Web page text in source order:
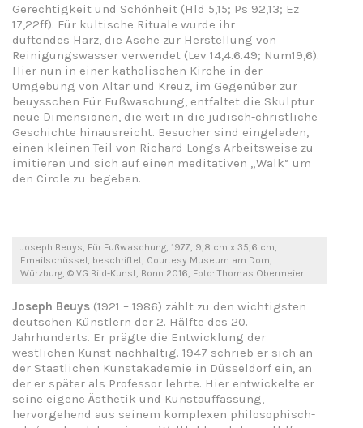
Gerechtigkeit und Schönheit (Hld 5,15; Ps 92,13; Ez
17,22ff). Für kultische Rituale wurde ihr
duftendes Harz, die Asche zur Herstellung von
Reinigungswasser verwendet (Lev 14,4.6.49; Num19,6).
Hier nun in einer katholischen Kirche in der
Umgebung von Altar und Kreuz, im Gegenüber zur
beuysschen Für Fußwaschung, entfaltet die Skulptur
neue Dimensionen, die weit in die jüdisch-christliche
Geschichte hinausreicht. Besucher sind eingeladen,
einen kleinen Teil von Richard Longs Arbeitsweise zu
imitieren und sich auf einen meditativen „Walk“ um
den Circle zu begeben.
Joseph Beuys, Für Fußwaschung, 1977, 9,8 cm x 35,6 cm,
Emailschüssel, beschriftet, Courtesy Museum am Dom,
Würzburg, © VG Bild-Kunst, Bonn 2016, Foto: Thomas Obermeier
Joseph Beuys (1921 – 1986) zählt zu den wichtigsten
deutschen Künstlern der 2. Hälfte des 20.
Jahrhunderts. Er prägte die Entwicklung der
westlichen Kunst nachhaltig. 1947 schrieb er sich an
der Staatlichen Kunstakademie in Düsseldorf ein, an
der er später als Professor lehrte. Hier entwickelte er
seine eigene Ästhetik und Kunstauffassung,
hervorgehend aus seinem komplexen philosophisch-